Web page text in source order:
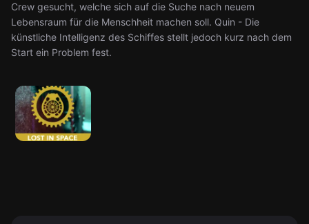
Crew gesucht, welche sich auf die Suche nach neuem
Lebensraum für die Menschheit machen soll. Quin - Die
künstliche Intelligenz des Schiffes stellt jedoch kurz nach dem
Start ein Problem fest.